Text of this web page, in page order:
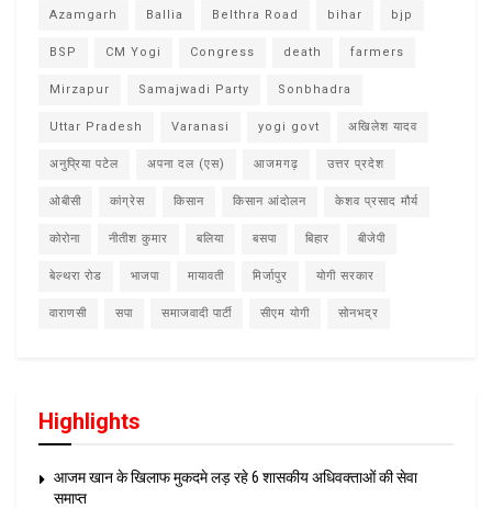
Azamgarh Ballia Belthra Road bihar bjp
BSP CM Yogi Congress death farmers
Mirzapur Samajwadi Party Sonbhadra
Uttar Pradesh Varanasi yogi govt अखिलेश यादव
अनुप्रिया पटेल अपना दल (एस) आजमगढ़ उत्तर प्रदेश
ओबीसी कांग्रेस किसान किसान आंदोलन केशव प्रसाद मौर्य
कोरोना नीतीश कुमार बलिया बसपा बिहार बीजेपी
बेल्थरा रोड भाजपा मायावती मिर्जापुर योगी सरकार
वाराणसी सपा समाजवादी पार्टी सीएम योगी सोनभद्र
Highlights
आजम खान के खिलाफ मुकदमे लड़ रहे 6 शासकीय अधिवक्ताओं की सेवा
समाप्त